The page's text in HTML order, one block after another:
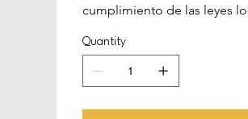
cumplimiento de las leyes
Quantity